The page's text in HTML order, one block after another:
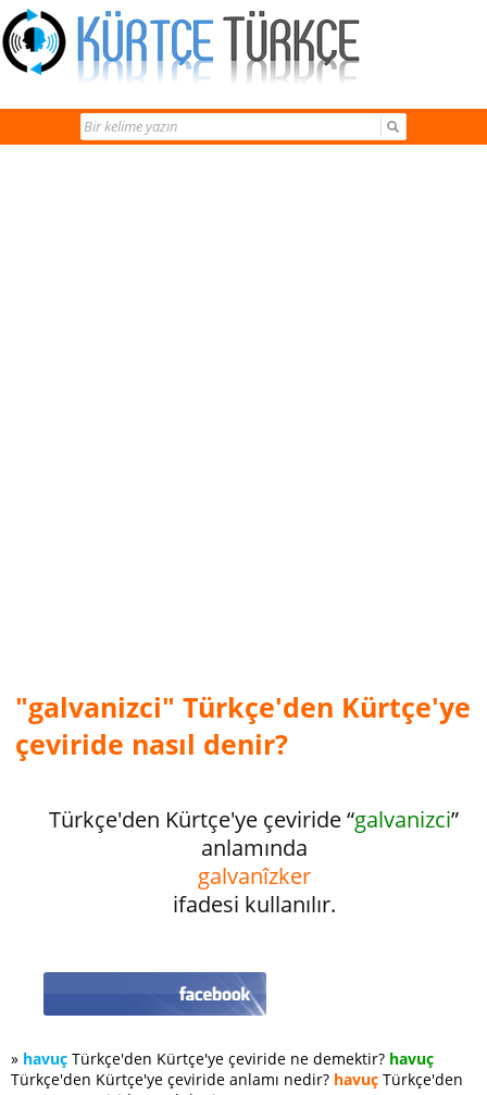
"galvanizci" Türkçe'den Kürtçe'ye
çeviride nasıl denir?
Türkçe'den Kürtçe'ye çeviride “galvanizci”
anlamında
galvanîzker
ifadesi kullanılır.
» havuç Türkçe'den Kürtçe'ye çeviride ne demektir? havuç
Türkçe'den Kürtçe'ye çeviride anlamı nedir? havuç Türkçe'den